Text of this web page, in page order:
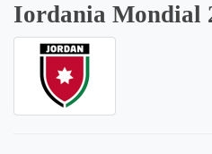
Iordania Mondial